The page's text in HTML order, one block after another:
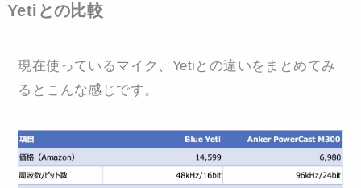
Yetiとの比較
現在使っているマイク、Yetiとの違いをまとめてみ
るとこんな感じです。